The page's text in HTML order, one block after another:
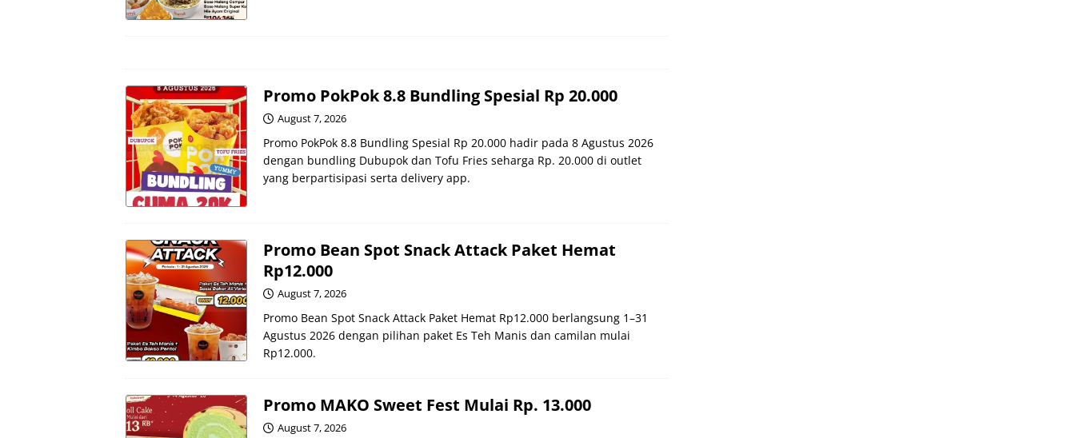
Promo PokPok 8.8 Bundling Spesial Rp 20.000
August 7, 2026
Promo PokPok 8.8 Bundling Spesial Rp 20.000 hadir pada 8 Agustus 2026
dengan bundling Dubupok dan Tofu Fries seharga Rp. 20.000 di outlet
yang berpartisipasi serta delivery app.
Promo Bean Spot Snack Attack Paket Hemat
Rp12.000
August 7, 2026
Promo Bean Spot Snack Attack Paket Hemat Rp12.000 berlangsung 1–31
Agustus 2026 dengan pilihan paket Es Teh Manis dan camilan mulai
Rp12.000.
Promo MAKO Sweet Fest Mulai Rp. 13.000
August 7, 2026